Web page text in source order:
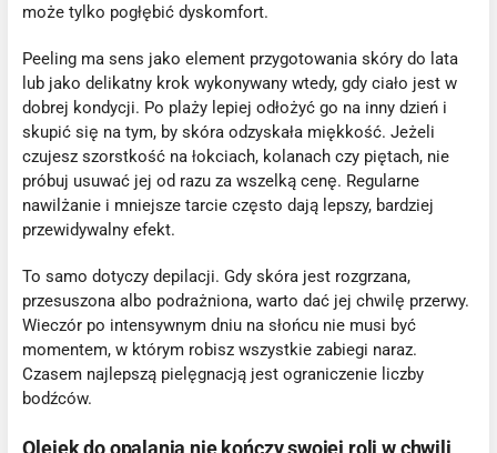
może tylko pogłębić dyskomfort.
Peeling ma sens jako element przygotowania skóry do lata
lub jako delikatny krok wykonywany wtedy, gdy ciało jest w
dobrej kondycji. Po plaży lepiej odłożyć go na inny dzień i
skupić się na tym, by skóra odzyskała miękkość. Jeżeli
czujesz szorstkość na łokciach, kolanach czy piętach, nie
próbuj usuwać jej od razu za wszelką cenę. Regularne
nawilżanie i mniejsze tarcie często dają lepszy, bardziej
przewidywalny efekt.
To samo dotyczy depilacji. Gdy skóra jest rozgrzana,
przesuszona albo podrażniona, warto dać jej chwilę przerwy.
Wieczór po intensywnym dniu na słońcu nie musi być
momentem, w którym robisz wszystkie zabiegi naraz.
Czasem najlepszą pielęgnacją jest ograniczenie liczby
bodźców.
Olejek do opalania nie kończy swojej roli w chwili